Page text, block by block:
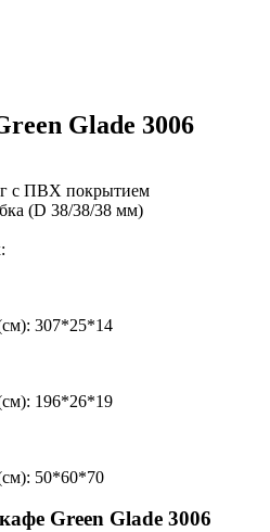
Glade 3006
с ПВХ покрытием
(D 38/38/38 мм)
307*25*14
196*26*19
50*60*70
Green Glade 3006